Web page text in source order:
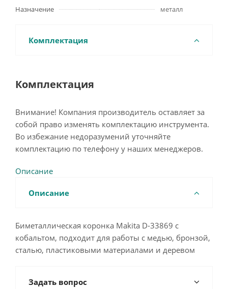
Назначение
металл
Комплектация
Комплектация
Внимание! Компания производитель оставляет за
собой право изменять комплектацию инструмента.
Во избежание недоразумений уточняйте
комплектацию по телефону у наших менеджеров.
Описание
Описание
Биметаллическая коронка Makita D-33869 с
кобальтом, подходит для работы с медью, бронзой,
сталью, пластиковыми материалами и деревом
Задать вопрос